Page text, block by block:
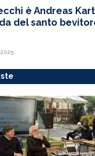
è Andreas
del santo